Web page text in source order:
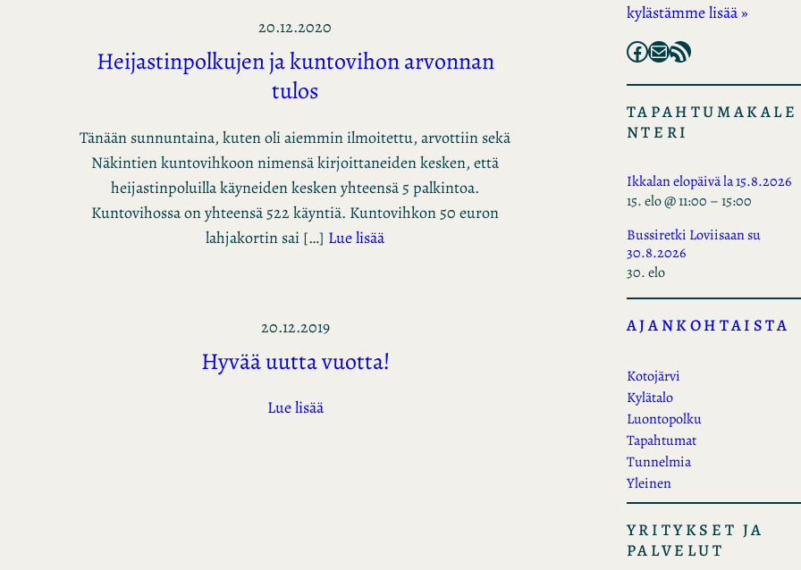
20.12.2020
Heijastinpolkujen ja kuntovihon arvonnan
tulos
Tänään sunnuntaina, kuten oli aiemmin ilmoitettu, arvottiin sekä
Näkintien kuntovihkoon nimensä kirjoittaneiden kesken, että
heijastinpoluilla käyneiden kesken yhteensä 5 palkintoa.
Kuntovihossa on yhteensä 522 käyntiä. Kuntovihkon 50 euron
lahjakortin sai […] Lue lisää
20.12.2019
Hyvää uutta vuotta!
Lue lisää
kylästämme lisää »
Facebook Mail RSS Feed
TAPAHTUMAKALE
NTERI
Ikkalan elopäivä la 15.8.2026
15. elo @ 11:00 –15:00
Bussiretki Loviisaan su
30.8.2026
30. elo
AJANKOHTAISTA
Kotojärvi
Kylätalo
Luontopolku
Tapahtumat
Tunnelmia
Yleinen
YRITYKSET JA
PALVELUT